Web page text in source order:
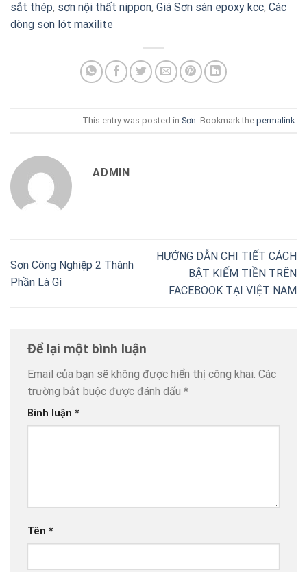
sắt thép, sơn nội thất nippon, Giá Sơn sàn epoxy kcc, Các
dòng sơn lót maxilite
This entry was posted in Sơn . Bookmark the permalink
ADMIN
Sơn Công Nghiệp 2 Thành
Phần Là Gì
HƯỚNG DẪN CHI TIẾT CÁCH
BẬT KIẾM TIỀN TRÊN
FACEBOOK TẠI VIỆT NAM
Để lại một bình luận
Email của bạn sẽ không được hiển thị công khai. Các
trường bắt buộc được đánh dấu *
Bình luận *
Tên *